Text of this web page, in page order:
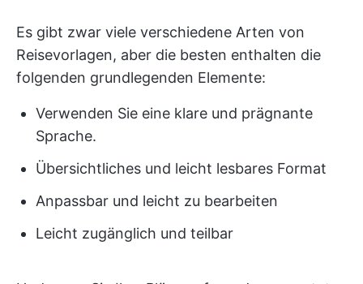
Es gibt zwar viele verschiedene Arten von
Reisevorlagen, aber die besten enthalten die
folgenden grundlegenden Elemente:
Verwenden Sie eine klare und prägnante
Sprache.
Übersichtliches und leicht lesbares Format
Anpassbar und leicht zu bearbeiten
Leicht zugänglich und teilbar